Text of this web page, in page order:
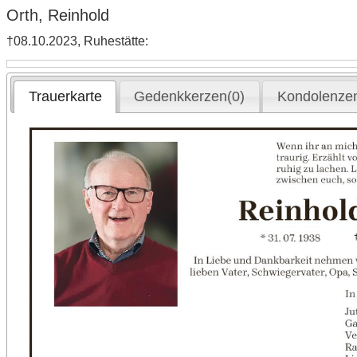
Orth, Reinhold
†08.10.2023, Ruhestätte:
Trauerkarte Gedenkkerzen(0)